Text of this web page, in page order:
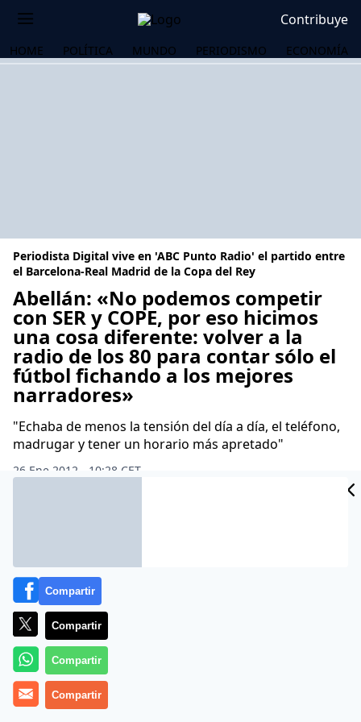
Contribuye
HOME POLÍTICA MUNDO PERIODISMO ECONOMÍA
Periodista Digital vive en 'ABC Punto Radio' el partido entre
el Barcelona-Real Madrid de la Copa del Rey
Abellán: «No podemos competir
con SER y COPE, por eso hicimos
una cosa diferente: volver a la
radio de los 80 para contar sólo el
fútbol fichando a los mejores
narradores»
"Echaba de menos la tensión del día a día, el teléfono,
madrugar y tener un horario más apretado"
26 Ene 2012 - 10:28 CET
Compartir
Compartir
Compartir
Compartir